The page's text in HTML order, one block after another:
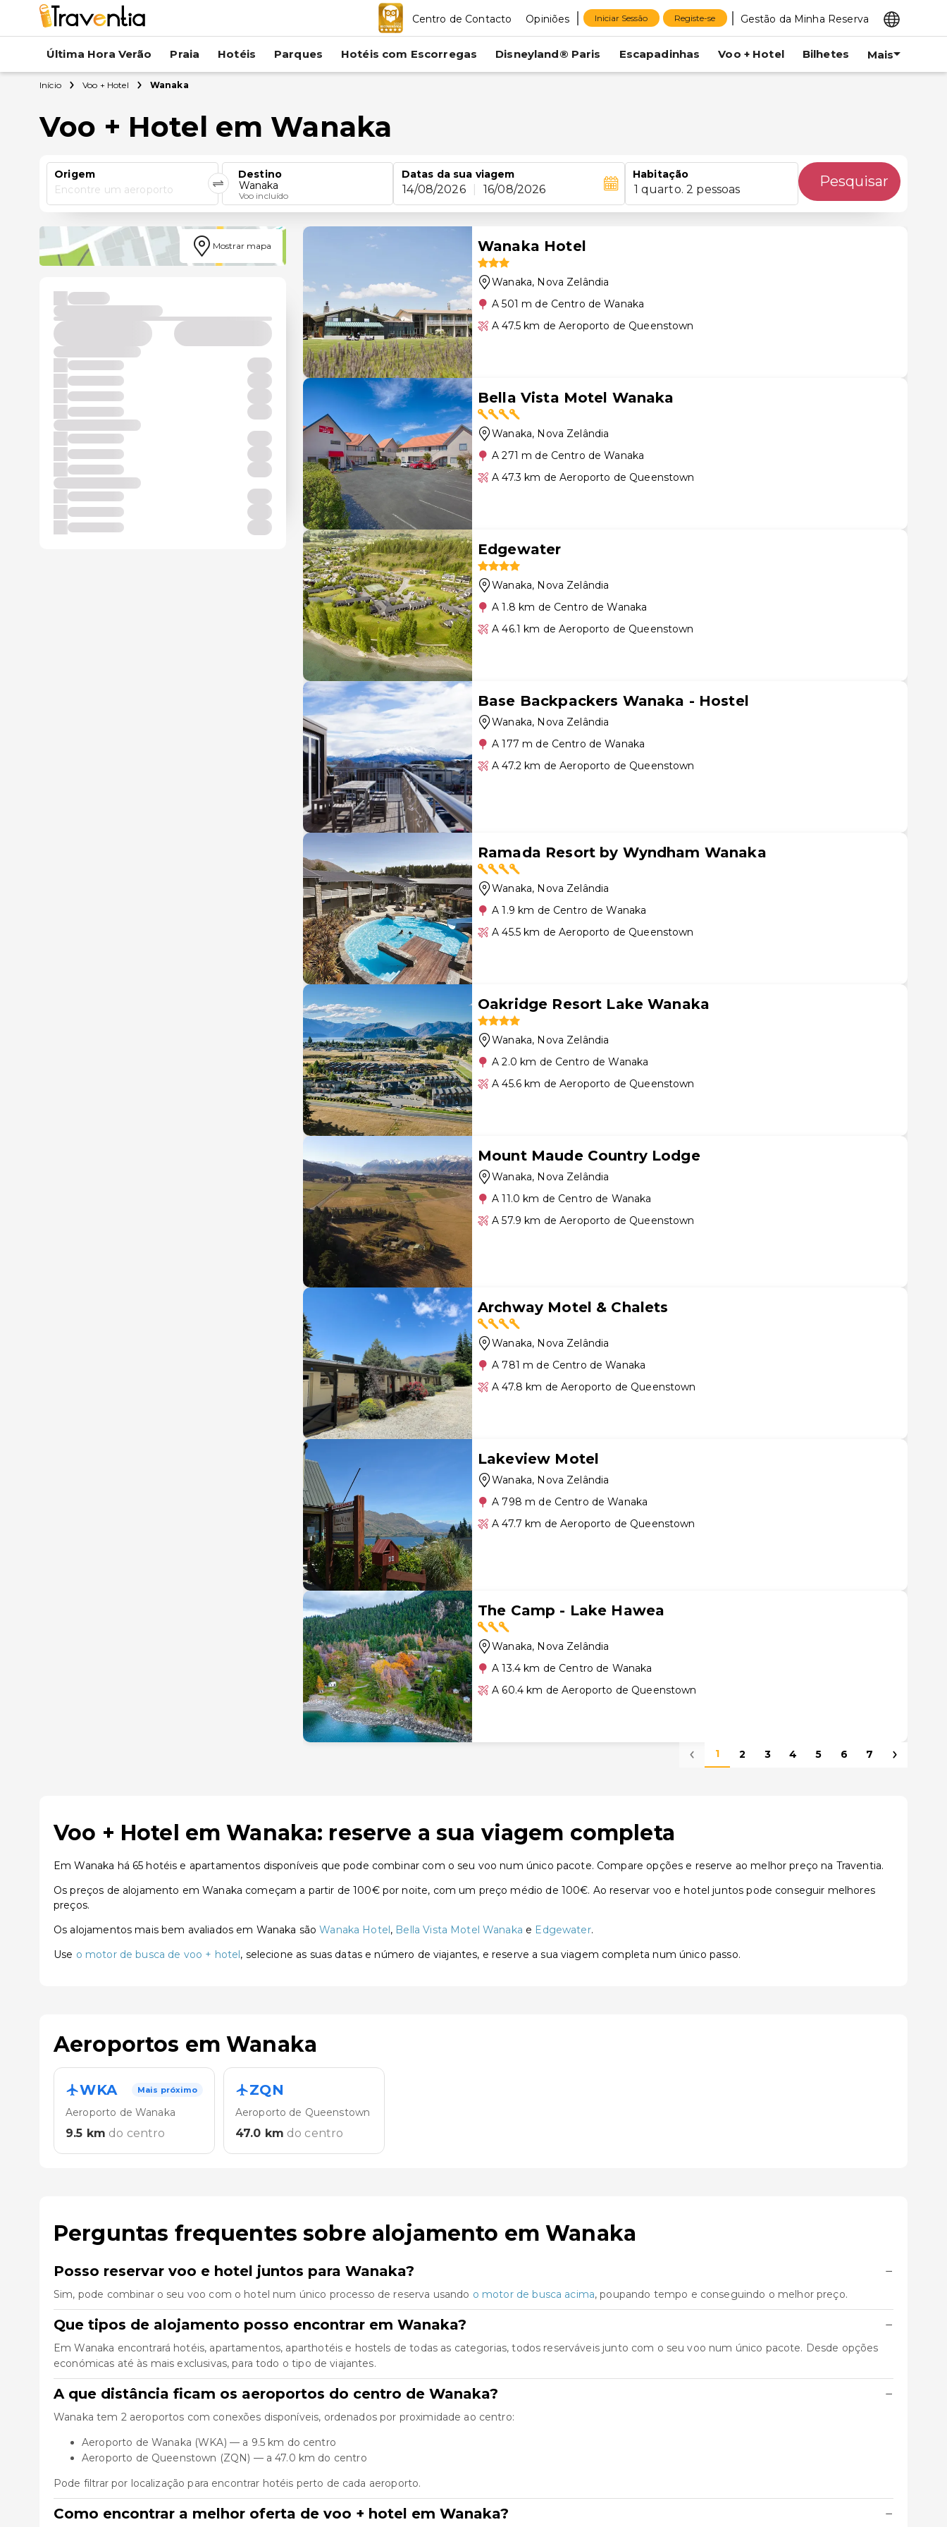
Centro de Contacto Opiniões Iniciar Sessão Registe-se Gestão da Minha Reserva
Última Hora Verão Praia Hotéis Parques Hotéis com Escorregas Disneyland® Paris Escapadinhas Voo + Hotel Bilhetes Mais
Início Voo + Hotel Wanaka
Voo + Hotel em Wanaka
Origem
Encontre um aeroporto
Destino
Wanaka
Voo incluído
Datas da sua viagem
14/08/2026 16/08/2026
Habitação
1 quarto. 2 pessoas Pesquisar
Mostrar mapa Wanaka Hotel
Wanaka, Nova Zelândia
A 501 m de Centro de Wanaka
A 47.5 km de Aeroporto de Queenstown
Bella Vista Motel Wanaka
Wanaka, Nova Zelândia
A 271 m de Centro de Wanaka
A 47.3 km de Aeroporto de Queenstown
Edgewater
Wanaka, Nova Zelândia
A 1.8 km de Centro de Wanaka
A 46.1 km de Aeroporto de Queenstown
Base Backpackers Wanaka - Hostel
Wanaka, Nova Zelândia
A 177 m de Centro de Wanaka
A 47.2 km de Aeroporto de Queenstown
Ramada Resort by Wyndham Wanaka
Wanaka, Nova Zelândia
A 1.9 km de Centro de Wanaka
A 45.5 km de Aeroporto de Queenstown
Oakridge Resort Lake Wanaka
Wanaka, Nova Zelândia
A 2.0 km de Centro de Wanaka
A 45.6 km de Aeroporto de Queenstown
Mount Maude Country Lodge
Wanaka, Nova Zelândia
A 11.0 km de Centro de Wanaka
A 57.9 km de Aeroporto de Queenstown
Archway Motel & Chalets
Wanaka, Nova Zelândia
A 781 m de Centro de Wanaka
A 47.8 km de Aeroporto de Queenstown
Lakeview Motel
Wanaka, Nova Zelândia
A 798 m de Centro de Wanaka
A 47.7 km de Aeroporto de Queenstown
The Camp - Lake Hawea
Wanaka, Nova Zelândia
A 13.4 km de Centro de Wanaka
A 60.4 km de Aeroporto de Queenstown
1 2 3 4 5 6 7
Voo + Hotel em Wanaka: reserve a sua viagem completa
Em Wanaka há 65 hotéis e apartamentos disponíveis que pode combinar com o seu voo num único pacote. Compare opções e reserve ao melhor preço na Traventia.
Os preços de alojamento em Wanaka começam a partir de 100€ por noite, com um preço médio de 100€. Ao reservar voo e hotel juntos pode conseguir melhores
preços.
Os alojamentos mais bem avaliados em Wanaka sãoWanaka Hotel, Bella Vista Motel Wanaka e Edgewater.
Use o motor de busca de voo + hotel, selecione as suas datas e número de viajantes, e reserve a sua viagem completa num único passo.
Aeroportos em Wanaka
WKA Mais próximo
Aeroporto de Wanaka
9.5 km do centro
ZQN
Aeroporto de Queenstown
47.0 km do centro
Perguntas frequentes sobre alojamento em Wanaka
Posso reservar voo e hotel juntos para Wanaka? −
Sim, pode combinar o seu voo com o hotel num único processo de reserva usando o motor de busca acima, poupando tempo e conseguindo o melhor preço.
Que tipos de alojamento posso encontrar em Wanaka? −
Em Wanaka encontrará hotéis, apartamentos, aparthotéis e hostels de todas as categorias, todos reserváveis junto com o seu voo num único pacote. Desde opções
económicas até às mais exclusivas, para todo o tipo de viajantes.
A que distância ficam os aeroportos do centro de Wanaka? −
Wanaka tem 2 aeroportos com conexões disponíveis, ordenados por proximidade ao centro:
Aeroporto de Wanaka (WKA) — a 9.5 km do centro
Aeroporto de Queenstown (ZQN) — a 47.0 km do centro
Pode filtrar por localização para encontrar hotéis perto de cada aeroporto.
Como encontrar a melhor oferta de voo + hotel em Wanaka? −